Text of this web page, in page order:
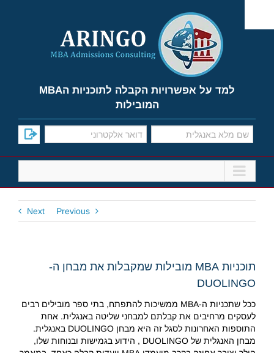
content
למד על אפשרויות הקבלה לתוכניות הMBA
המובילות
Previous
Next
תוכניות MBA מובילות שמקבלות את מבחן ה-
DUOLINGO
ככל שתכניות ה-MBA ממשיכות להתפתח, בתי ספר מובילים רבים
לעסקים מרחיבים את קבלתם למבחני שליטה באנגלית. אחת
התוספות האחרונות לסגל זה היא מבחן DUOLINGO באנגלית.
מבחן האנגלית של DUOLINGO , הידוע בגמישות ובנוחות שלו,